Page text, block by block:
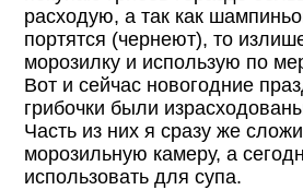
расходую, а так как
портятся (чернеют), то
морозилку и использую по
Вот и сейчас новогодние
грибочки были
Часть из них я сразу же
морозильную камеру, а
использовать для супа.